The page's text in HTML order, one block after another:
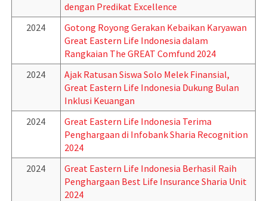
dengan Predikat Excellence
2024
Gotong Royong Gerakan Kebaikan Karyawan
Great Eastern Life Indonesia dalam
Rangkaian The GREAT Comfund 2024
2024
Ajak Ratusan Siswa Solo Melek Finansial,
Great Eastern Life Indonesia Dukung Bulan
Inklusi Keuangan
2024
Great Eastern Life Indonesia Terima
Penghargaan di Infobank Sharia Recognition
2024
2024
Great Eastern Life Indonesia Berhasil Raih
Penghargaan Best Life Insurance Sharia Unit
2024